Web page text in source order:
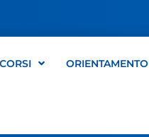
CORSI ORIENTAMENTO